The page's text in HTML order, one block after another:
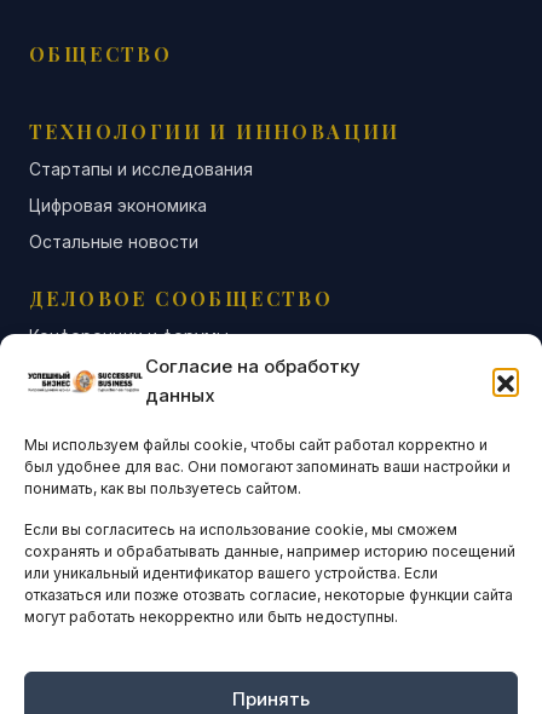
Согласие на обработку
данных
Мы используем файлы cookie, чтобы сайт работал корректно и
был удобнее для вас. Они помогают запоминать ваши настройки и
понимать, как вы пользуетесь сайтом.
Если вы согласитесь на использование cookie, мы сможем
сохранять и обрабатывать данные, например историю посещений
или уникальный идентификатор вашего устройства. Если
отказаться или позже отозвать согласие, некоторые функции сайта
могут работать некорректно или быть недоступны.
Принять
ОБЩЕСТВО
ТЕХНОЛОГИИ И ИННОВАЦИИ
Стартапы и исследования
Цифровая экономика
Остальные новости
ДЕЛОВОЕ СООБЩЕСТВО
Конференции и форумы
Бизнес-клубы и ассоциации
Остальные новости
АНАЛИТИКА И СТАТИСТИКА
ARTICLES IN ENGLISH
НАВИГАЦИЯ